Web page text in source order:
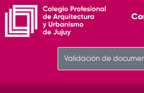
Validación de